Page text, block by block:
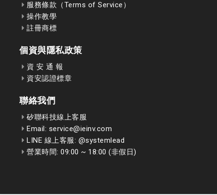
服務條款（Terms of Service）
操作教學
註冊商標
個資與隱私政策
資 安 通 報
資安認證標章
聯絡我們
矽聯科技線上客服
Email: service@ieinv.com
LINE 線上客服: @systemlead
營業時間: 09:00 ~ 18:00 (非假日)